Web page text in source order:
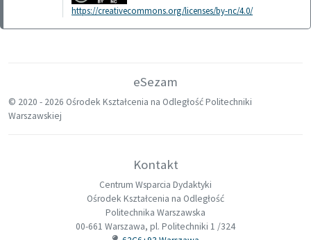
https://creativecommons.org/licenses/by-nc/4.0/
eSezam
© 2020 - 2026 Ośrodek Kształcenia na Odległość Politechniki
Warszawskiej
Kontakt
Centrum Wsparcia Dydaktyki
Ośrodek Kształcenia na Odległość
Politechnika Warszawska
00-661 Warszawa, pl. Politechniki 1 /324